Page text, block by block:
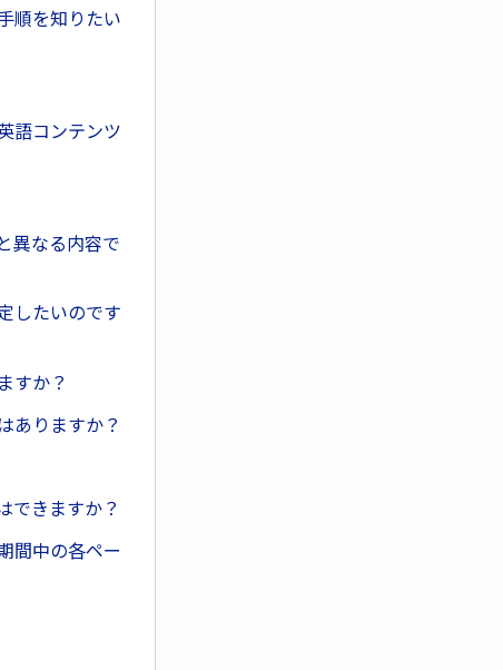
順を知りたい
語コンテンツ
異なる内容で
したいのです
すか？
ありますか？
できますか？
間中の各ペー